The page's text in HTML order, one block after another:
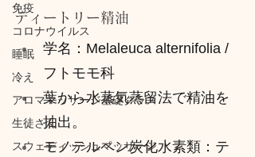
免疫
コロナウイルス
睡眠
冷え
アロママッサージ基礎クラス
生徒さん
スウェディッシュマッサージ
ティートリー精油
学名：Melaleuca alternifolia /
フトモモ科
葉から水蒸気蒸留法で精油を
抽出。
モノテルペン炭化水素類：テ